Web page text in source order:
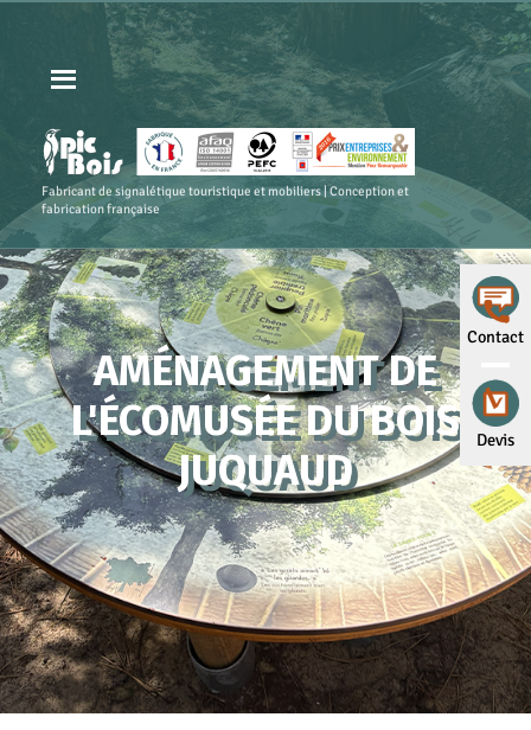
Contact
Devis
Fabricant de signalétique touristique et mobiliers | Conception et
fabrication française
AMÉNAGEMENT DE
L'ÉCOMUSÉE DU BOIS
JUQUAUD